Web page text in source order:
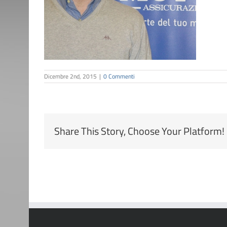
Dicembre 2nd, 2015 | 0 Commenti
Share This Story, Choose Your Platform!